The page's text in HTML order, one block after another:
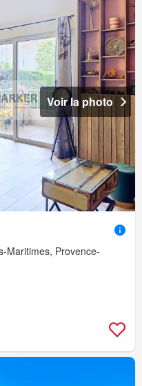
Voir la photo
Maritimes, Provence-